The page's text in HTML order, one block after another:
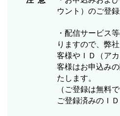
ウント）のご登録
・配信サービス
りますので、弊
客様やＩＤ（ア
客様はお申込み
たします。
（ご登録は無料
ご登録済みのＩ